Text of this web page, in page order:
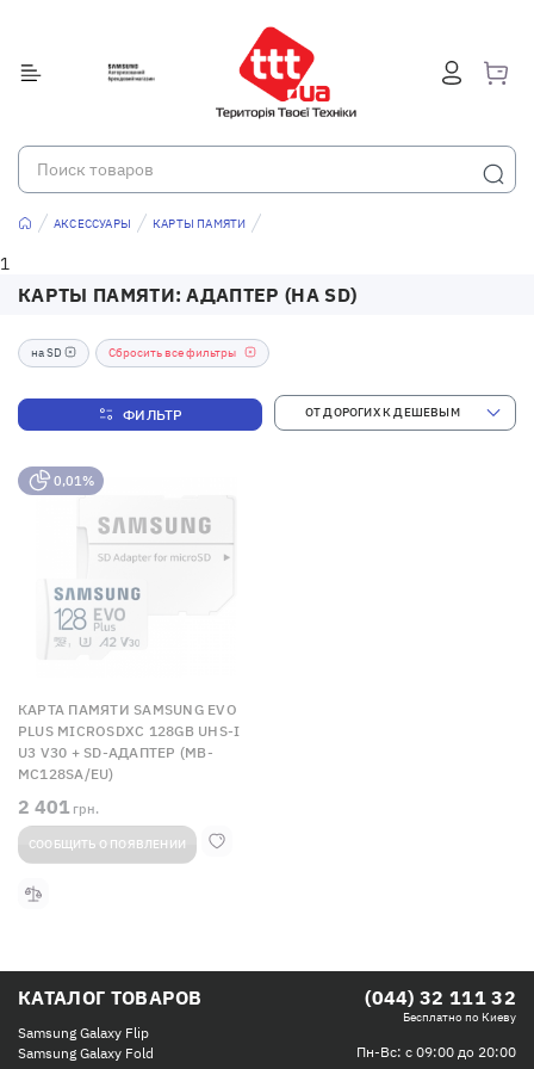
АКСЕССУАРЫ КАРТЫ ПАМЯТИ
1
КАРТЫ ПАМЯТИ: АДАПТЕР (НА SD)
0,01%
КАРТА ПАМЯТИ SAMSUNG EVO
PLUS MICROSDXC 128GB UHS-I
U3 V30 + SD-АДАПТЕР (MB-
MC128SA/EU)
2 401 грн.
СООБЩИТЬ О ПОЯВЛЕНИИ
на SD Сбросить все фильтры
ФИЛЬТР
КАТАЛОГ ТОВАРОВ
Samsung Galaxy Flip
Samsung Galaxy Fold
(044) 32 111 32
Бесплатно по Киеву
Пн-Вс: с 09:00 до 20:00